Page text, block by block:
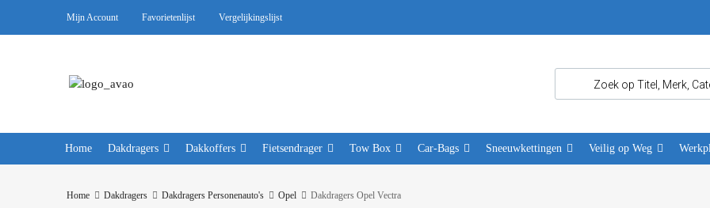
Mijn Account Favorietenlijst Vergelijkingslijst
Home Dakdragers Dakkoffers Fietsendrager Tow Box Car-Bags Sneeuwkettingen Veilig op Weg
Home Dakdragers Dakdragers Personenauto's Opel Dakdragers Opel Vectra